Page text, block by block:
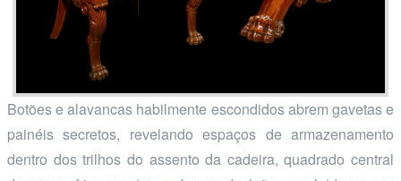
Botões e alavancas habilmente escondidos abrem gavetas e
painéis secretos, revelando espaços de armazenamento
dentro dos trilhos do assento da cadeira, quadrado central